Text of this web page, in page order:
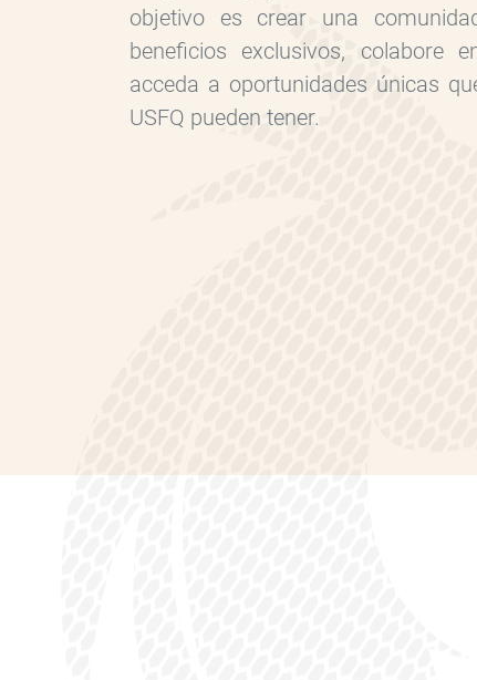
objetivo es crear una
beneficios exclusivos, colabore
acceda a oportunidades únicas
USFQ pueden tener.